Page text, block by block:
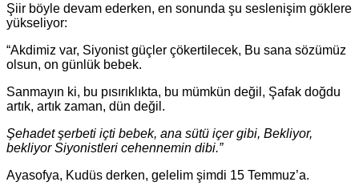
Şiir böyle devam ederken, en sonunda şu seslenişim göklere
yükseliyor:
“Akdimiz var, Siyonist güçler çökertilecek, Bu sana sözümüz
olsun, on günlük bebek.
Sanmayın ki, bu pısırıklıkta, bu mümkün değil, Şafak doğdu
artık, artık zaman, dün değil.
Şehadet şerbeti içti bebek, ana sütü içer gibi, Bekliyor,
bekliyor Siyonistleri cehennemin dibi.”
Ayasofya, Kudüs derken, gelelim şimdi 15 Temmuz’a.